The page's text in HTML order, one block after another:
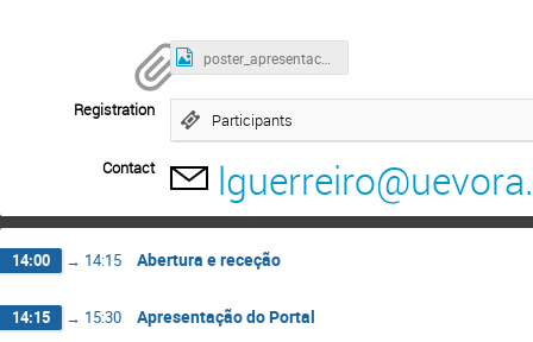
poster_apresentacao-portal-puma.jpg
Registration Participants
Contact
14:00 → 14:15 Abertura e receção
14:15 → 15:30 Apresentação do Portal